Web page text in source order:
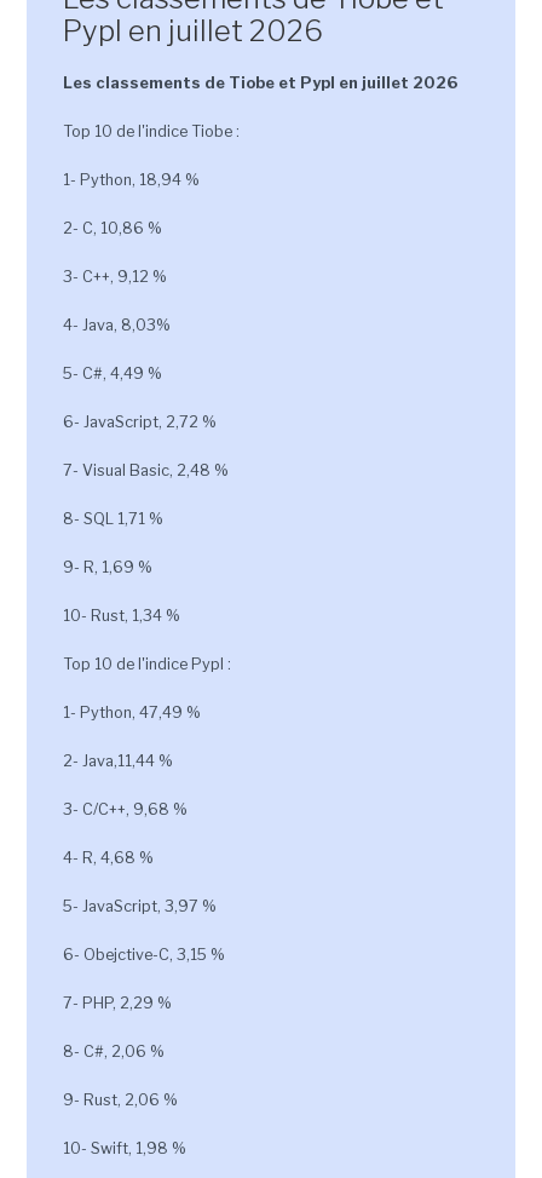
Pypl en juillet 2026
Les classements de Tiobe et Pypl en juillet 2026
Top 10 de l'indice Tiobe :
1- Python, 18,94 %
2- C, 10,86 %
3- C++, 9,12 %
4- Java, 8,03%
5- C#, 4,49 %
6- JavaScript, 2,72 %
7- Visual Basic, 2,48 %
8- SQL 1,71 %
9- R, 1,69 %
10- Rust, 1,34 %
Top 10 de l'indice Pypl :
1- Python, 47,49 %
2- Java,11,44 %
3- C/C++, 9,68 %
4- R, 4,68 %
5- JavaScript, 3,97 %
6- Obejctive-C, 3,15 %
7- PHP, 2,29 %
8- C#, 2,06 %
9- Rust, 2,06 %
10- Swift, 1,98 %